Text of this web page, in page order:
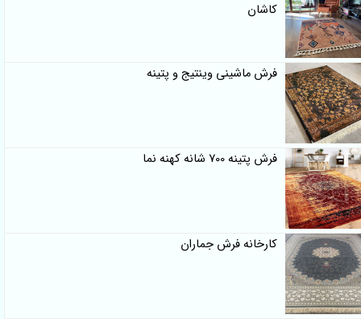
کاشان
فرش ماشینی وینتیج و پتینه
فرش پتینه 700 شانه کهنه نما
کارخانه فرش جماران